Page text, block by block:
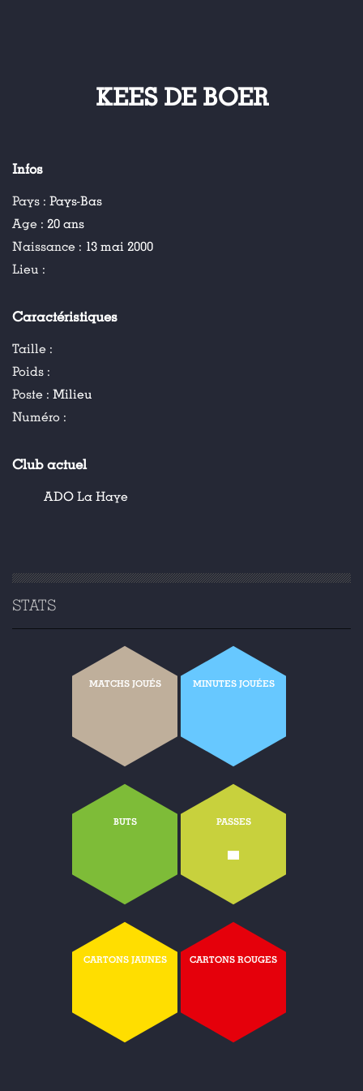
KEES DE BOER
Infos
Pays : Pays-Bas
Age : 20 ans
Naissance : 13 mai 2000
Lieu :
Caractéristiques
Taille :
Poids :
Poste : Milieu
Numéro :
Club actuel
ADO La Haye
STATS
MATCHS JOUÉS MINUTES JOUÉES
BUTS PASSES
-
CARTONS JAUNES CARTONS ROUGES